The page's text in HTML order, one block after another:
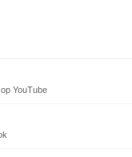
nachts speciale
in een
bijziendheid bij
bijziendheid.
YouTube